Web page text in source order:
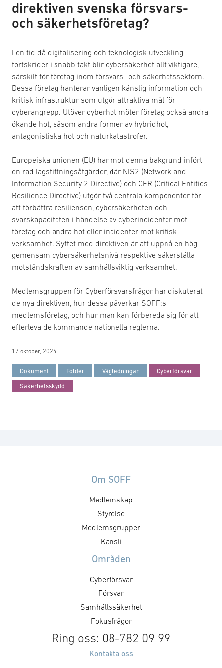
direktiven svenska försvars-
och säkerhetsföretag?
I en tid då digitalisering och teknologisk utveckling
fortskrider i snabb takt blir cybersäkerhet allt viktigare,
särskilt för företag inom försvars- och säkerhetssektorn.
Dessa företag hanterar vanligen känslig information och
kritisk infrastruktur som utgör attraktiva mål för
cyberangrepp. Utöver cyberhot möter företag också andra
ökande hot, såsom andra former av hybridhot,
antagonistiska hot och naturkatastrofer.
Europeiska unionen (EU) har mot denna bakgrund infört
en rad lagstiftningsåtgärder, där NIS2 (Network and
Information Security 2 Directive) och CER (Critical Entities
Resilience Directive) utgör två centrala komponenter för
att förbättra resiliensen, cybersäkerheten och
svarskapaciteten i händelse av cyberincidenter mot
företag och andra hot eller incidenter mot kritisk
verksamhet. Syftet med direktiven är att uppnå en hög
gemensam cybersäkerhetsnivå respektive säkerställa
motståndskraften av samhällsviktig verksamhet.
Medlemsgruppen för Cyberförsvarsfrågor har diskuterat
de nya direktiven, hur dessa påverkar SOFF:s
medlemsföretag, och hur man kan förbereda sig för att
efterleva de kommande nationella reglerna.
17 oktober, 2024
Dokument Folder Vägledningar Cyberförsvar
Säkerhetsskydd
Om SOFF
Medlemskap
Styrelse
Medlemsgrupper
Kansli
Områden
Cyberförsvar
Försvar
Samhällssäkerhet
Fokusfrågor
Ring oss: 08-782 09 99
Kontakta oss